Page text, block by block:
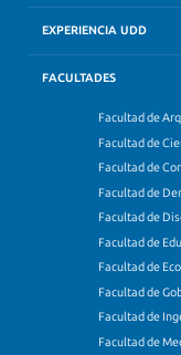
EXPERIENCIA UDD
FACULTADES
Facultad de
Facultad de
Facultad de
Facultad de
Facultad de
Facultad de
Facultad de
Facultad de
Facultad de
Facultad de